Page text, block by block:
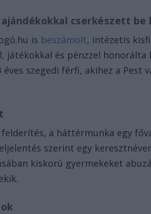
cserkészett
is beszámolt, intézetis
játékokkal és pénzzel
éves szegedi férfi, akihez a
felderítés, a háttérmunka egy
szerint egy
kiskorú gyermekeket